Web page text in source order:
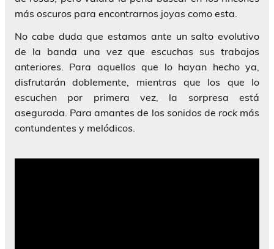
más oscuros para encontrarnos joyas como esta.
No cabe duda que estamos ante un salto evolutivo
de la banda una vez que escuchas sus trabajos
anteriores. Para aquellos que lo hayan hecho ya,
disfrutarán doblemente, mientras que los que lo
escuchen por primera vez, la sorpresa está
asegurada. Para amantes de los sonidos de rockmás
contundentes y melódicos.